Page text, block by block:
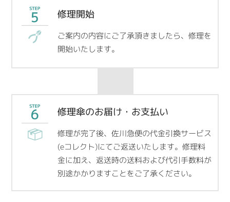
修理開始
ご案内の内容にご了承頂きましたら、修理を
開始いたします。
修理傘のお届け・お支払い
修理が完了後、佐川急便の代金引換サービス
(eコレクト)にてご返送いたします。修理料
金に加え、返送時の送料および代引手数料が
別途かかりますことをご了承ください。